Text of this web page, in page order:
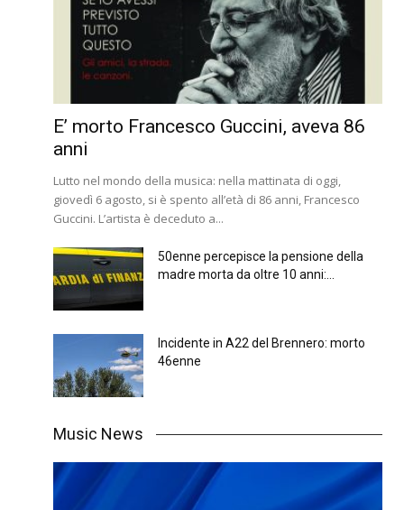
E’ morto Francesco Guccini, aveva 86
anni
Lutto nel mondo della musica: nella mattinata di oggi,
giovedì 6 agosto, si è spento all’età di 86 anni, Francesco
Guccini. L’artista è deceduto a...
50enne percepisce la pensione della
madre morta da oltre 10 anni:...
Incidente in A22 del Brennero: morto
46enne
Music News